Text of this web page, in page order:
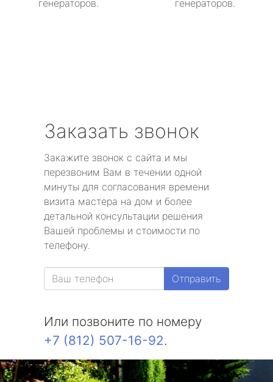
генераторов.
генераторов.
Заказать звонок
Закажите звонок с сайта и мы
перезвоним Вам в течении одной
минуты для согласования времени
визита мастера на дом и более
детальной консультации решения
Вашей проблемы и стоимости по
телефону.
Отправить
Или позвоните по номеру
+7 (812) 507-16-92.